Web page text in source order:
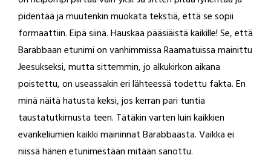
pidentää ja muutenkin muokata tekstiä, että se sopii
formaattiin. Eipä siinä. Hauskaa pääsiäistä kaikille! Se, että
Barabbaan etunimi on vanhimmissa Raamatuissa mainittu
Jeesukseksi, mutta sittemmin, jo alkukirkon aikana
poistettu, on useassakin eri lähteessä todettu fakta. En
minä näitä hatusta keksi, jos kerran pari tuntia
taustatutkimusta teen. Tätäkin varten luin kaikkien
evankeliumien kaikki maininnat Barabbaasta. Vaikka ei
niissä hänen etunimestään mitään sanottu.